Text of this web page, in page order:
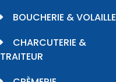
BOUCHERIE & VOLAILLE
CHARCUTERIE &
TRAITEUR